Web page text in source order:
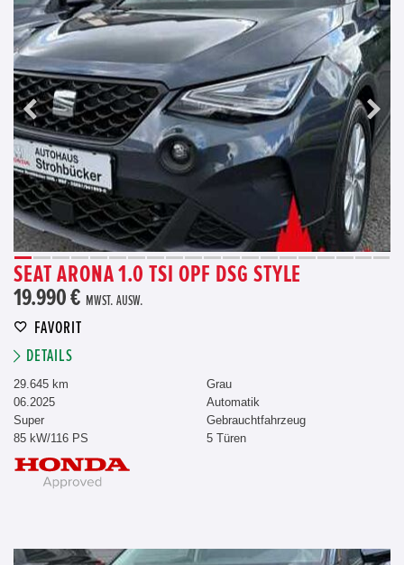
SEAT ARONA 1.0 TSI OPF DSG STYLE
19.990 € MWST. AUSW.
FAVORIT
DETAILS
29.645 km
06.2025
Super
85 kW/116 PS
Grau
Automatik
Gebrauchtfahrzeug
5 Türen